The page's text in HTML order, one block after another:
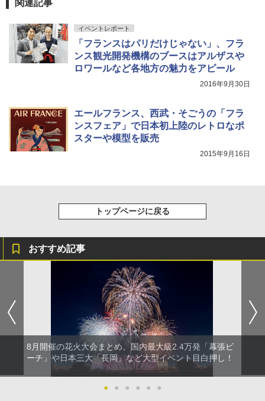
￥2,479
A26 地球の歩き方 チェコ ポーランド スロヴ
ァキア 2026～2027 地球の歩き方A ヨーロッ
￥2,277
[キャンパーズコレクション 山善] 傘みたいに
広げるだけ パッとサッとテント ブラックコ
ーティング フルクローズ メッシュ 3-4人用
簡単設置 ポップアップテント エクルベージ
[キャンパーズコレクション 山善] 傘みたいに
広げるだけ パッとサッとテント キューブワ
イド ブラックコーティング フルクローズ メ
可能 安全ロック付き 高安全性 金属製耐久 コ
ンパクト多機能設計 持ち運び便利 アウトド
ア/オフィス/教育現場/展示会用 緑
￥1,180
【日本企業販売】超強力クマ対策スプレー 30
0ml（連続噴射30秒）110ml（連続噴射15
秒）射程5～10m 安全ロック搭載 携帯収納袋
付き ヒグマ・イノシシ対策 自治体・教育機
関の購入実績 登山・キャンプ・アウトドア・
関連記事
イベントレポート
「フランスはパリだけじゃない」、フラ
ンス観光開発機構のブースはアルザスや
ロワールなど各地方の魅力をアピール
2016年9月30日
エールフランス、西武・そごうの「フラ
ンスフェア」で日本初上陸のレトロなポ
スターや模型を販売
2015年9月16日
トップページに戻る
おすすめ記事
8月開催の花火大会まとめ。国内最大級2.4万発「幕張ビ
ーチ」や日本三大「長岡」など大型イベント目白押し！
● ● ● ● ● ●